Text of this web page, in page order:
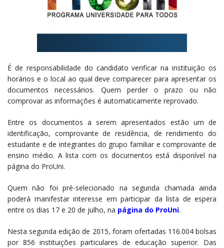
É de responsabilidade do candidato verificar na instituição os
horários e o local ao qual deve comparecer para apresentar os
documentos necessários. Quem perder o prazo ou não
comprovar as informações é automaticamente reprovado.
Entre os documentos a serem apresentados estão um de
identificação, comprovante de residência, de rendimento do
estudante e de integrantes do grupo familiar e comprovante de
ensino médio. A lista com os documentos está disponível na
página do ProUni.
Quem não foi pré-selecionado na segunda chamada ainda
poderá manifestar interesse em participar da lista de espera
entre os dias 17 e 20 de julho, na página do ProUni.
Nesta segunda edição de 2015, foram ofertadas 116.004 bolsas
por 856 instituições particulares de educação superior. Das